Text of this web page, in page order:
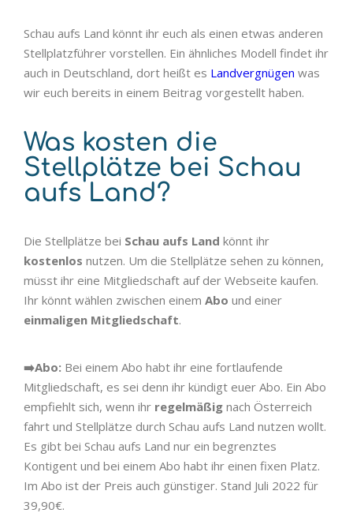
Schau aufs Land könnt ihr euch als einen etwas anderen
Stellplatzführer vorstellen. Ein ähnliches Modell findet ihr
auch in Deutschland, dort heißt es Landvergnügen was
wir euch bereits in einem Beitrag vorgestellt haben.
Was kosten die
Stellplätze bei Schau
aufs Land?
Die Stellplätze bei Schau aufs Land könnt ihr
kostenlos nutzen. Um die Stellplätze sehen zu können,
müsst ihr eine Mitgliedschaft auf der Webseite kaufen.
Ihr könnt wählen zwischen einem Abo und einer
einmaligen Mitgliedschaft.
➡️Abo: Bei einem Abo habt ihr eine fortlaufende
Mitgliedschaft, es sei denn ihr kündigt euer Abo. Ein Abo
empfiehlt sich, wenn ihr regelmäßig nach Österreich
fahrt und Stellplätze durch Schau aufs Land nutzen wollt.
Es gibt bei Schau aufs Land nur ein begrenztes
Kontigent und bei einem Abo habt ihr einen fixen Platz.
Im Abo ist der Preis auch günstiger. Stand Juli 2022 für
39,90€.